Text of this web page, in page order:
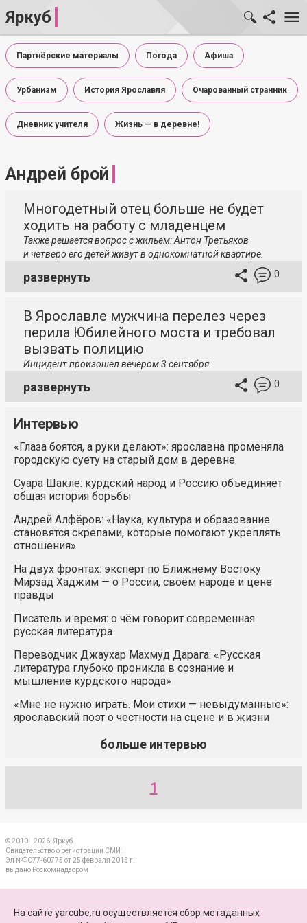
Яркуб
Партнёрские материалы Погода Афиша
Урбанизм История Ярославля Очарованный странник
Дневник учителя Жизнь — в деревне!
Андрей брой
Многодетный отец больше не будет
ходить на работу с младенцем
Также решается вопрос с жильем: Антон Третьяков
и четверо его детей живут в однокомнатной квартире.
развернуть 0
В Ярославле мужчина перелез через
перила Юбилейного моста и требовал
вызвать полицию
Инцидент произошел вечером 3 сентября.
развернуть 0
Интервью
«Глаза боятся, а руки делают»: ярославна променяла
городскую суету на старый дом в деревне
Суара Шакле: курдский народ и Россию объединяет
общая история борьбы
Андрей Алфёров: «Наука, культура и образование
становятся скрепами, которые помогают укреплять
отношения»
На двух фронтах: эксперт по Ближнему Востоку
Мирзад Хаджим — о России, своём народе и цене
правды
Писатель и время: о чём говорит современная
русская литература
Переводчик Джаухар Махмуд Дарага: «Русская
литература глубоко проникла в сознание и
мышление курдского народа»
«Мне не нужно играть. Мои стихи — невыдуманные»:
ярославский поэт о честности на сцене и в жизни
больше интервью
1
© 2010—2026, Яркуб
Свидетельство о регистрации СМИ:
Эл №ФС77-60775 от 25 февраля 2015 г.
выдано Роскомнадзором
На сайте yarcube.ru осуществляется сбор метаданных